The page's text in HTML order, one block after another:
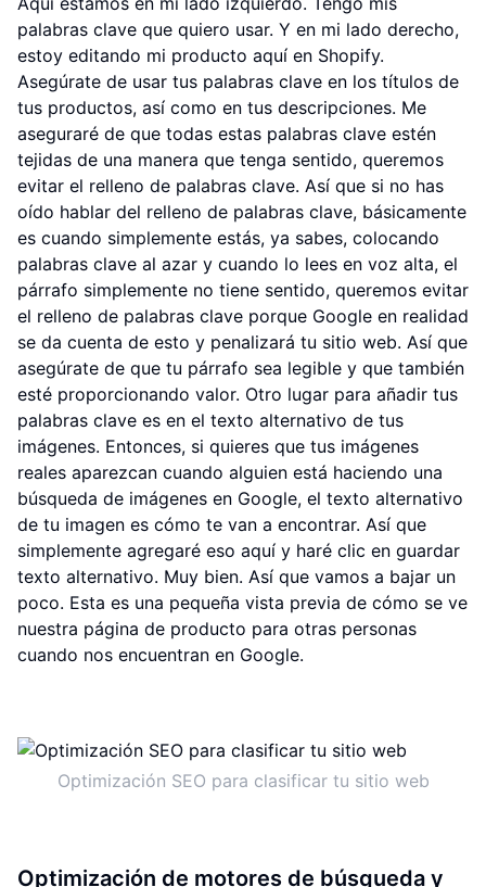
palabras clave que quiero usar. Y en mi lado derecho,
estoy editando mi producto aquí en Shopify.
Asegúrate de usar tus palabras clave en los títulos de
tus productos, así como en tus descripciones. Me
aseguraré de que todas estas palabras clave estén
tejidas de una manera que tenga sentido, queremos
evitar el relleno de palabras clave. Así que si no has
oído hablar del relleno de palabras clave, básicamente
es cuando simplemente estás, ya sabes, colocando
palabras clave al azar y cuando lo lees en voz alta, el
párrafo simplemente no tiene sentido, queremos evitar
el relleno de palabras clave porque Google en realidad
se da cuenta de esto y penalizará tu sitio web. Así que
asegúrate de que tu párrafo sea legible y que también
esté proporcionando valor. Otro lugar para añadir tus
palabras clave es en el texto alternativo de tus
imágenes. Entonces, si quieres que tus imágenes
reales aparezcan cuando alguien está haciendo una
búsqueda de imágenes en Google, el texto alternativo
de tu imagen es cómo te van a encontrar. Así que
simplemente agregaré eso aquí y haré clic en guardar
texto alternativo. Muy bien. Así que vamos a bajar un
poco. Esta es una pequeña vista previa de cómo se ve
nuestra página de producto para otras personas
cuando nos encuentran en Google.
Optimización SEO para clasificar tu sitio web
Optimización de motores de búsqueda y